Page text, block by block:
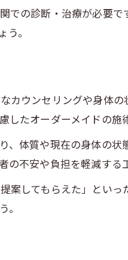
から分かる効果
鍼灸の安心感
を見極める方法
際の注意点と流派
る咳緩和のヒント
フケアの重要性
咳と鍼灸の関係
症状の原因と対策
の診断・治療が必要
。
ウンセリングや身体
たオーダーメイドの施
体質や現在の身体の状
不安や負担を軽減する
してもらえた」とい